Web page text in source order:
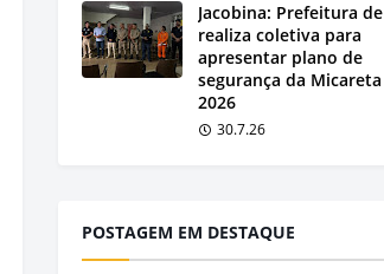
Jacobina: Prefeitura de
realiza coletiva para
apresentar plano de
segurança da Micareta
2026
30.7.26
POSTAGEM EM DESTAQUE